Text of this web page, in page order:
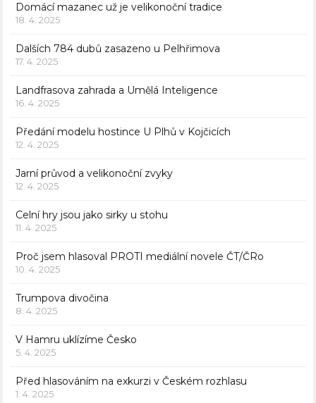
Domácí mazanec už je velikonoční tradice
18. 4. 2025
Dalších 784 dubů zasazeno u Pelhřimova
17. 4. 2025
Landfrasova zahrada a Umělá Inteligence
16. 4. 2025
Předání modelu hostince U Plhů v Kojčicích
12. 4. 2025
Jarní průvod a velikonoční zvyky
12. 4. 2025
Celní hry jsou jako sirky u stohu
11. 4. 2025
Proč jsem hlasoval PROTI mediální novele ČT/ČRo
10. 4. 2025
Trumpova divočina
8. 4. 2025
V Hamru uklízíme Česko
5. 4. 2025
Před hlasováním na exkurzi v Českém rozhlasu
1. 4. 2025